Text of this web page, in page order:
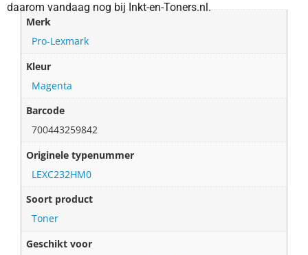
daarom vandaag nog bij Inkt-en-Toners.nl.
Merk
Pro-Lexmark
Kleur
Magenta
Barcode
700443259842
Originele typenummer
LEXC232HM0
Soort product
Toner
Geschikt voor